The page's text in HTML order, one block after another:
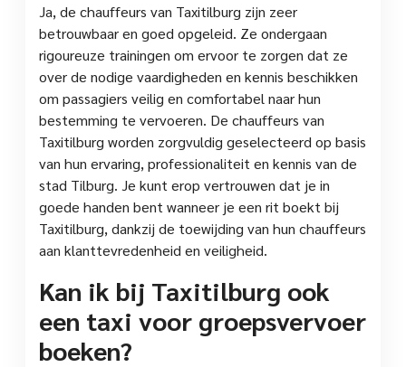
Ja, de chauffeurs van Taxitilburg zijn zeer
betrouwbaar en goed opgeleid. Ze ondergaan
rigoureuze trainingen om ervoor te zorgen dat ze
over de nodige vaardigheden en kennis beschikken
om passagiers veilig en comfortabel naar hun
bestemming te vervoeren. De chauffeurs van
Taxitilburg worden zorgvuldig geselecteerd op basis
van hun ervaring, professionaliteit en kennis van de
stad Tilburg. Je kunt erop vertrouwen dat je in
goede handen bent wanneer je een rit boekt bij
Taxitilburg, dankzij de toewijding van hun chauffeurs
aan klanttevredenheid en veiligheid.
Kan ik bij Taxitilburg ook
een taxi voor groepsvervoer
boeken?